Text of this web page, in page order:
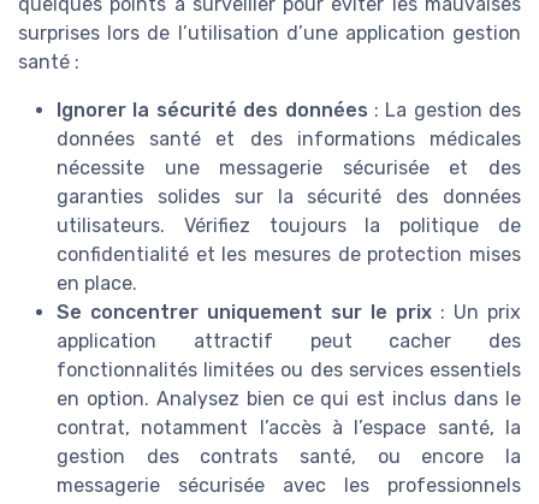
surprises lors de l’utilisation d’une application gestion
santé :
Ignorer la sécurité des données : La gestion des
données santé et des informations médicales
nécessite une messagerie sécurisée et des
garanties solides sur la sécurité des données
utilisateurs. Vérifiez toujours la politique de
confidentialité et les mesures de protection mises
en place.
Se concentrer uniquement sur le prix : Un prix
application attractif peut cacher des
fonctionnalités limitées ou des services essentiels
en option. Analysez bien ce qui est inclus dans le
contrat, notamment l’accès à l’espace santé, la
gestion des contrats santé, ou encore la
messagerie sécurisée avec les professionnels